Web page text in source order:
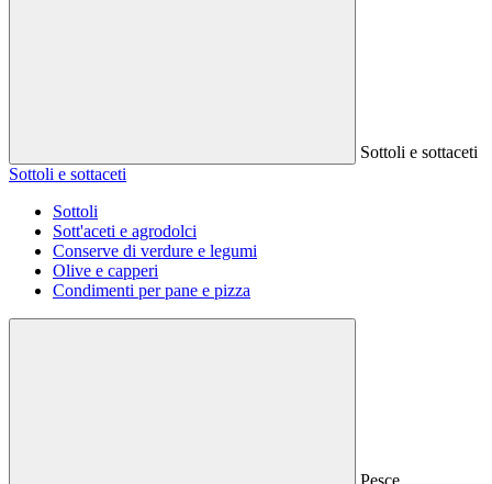
Sottoli e sottaceti
Sottoli e sottaceti
Sottoli
Sott'aceti e agrodolci
Conserve di verdure e legumi
Olive e capperi
Condimenti per pane e pizza
Pesce